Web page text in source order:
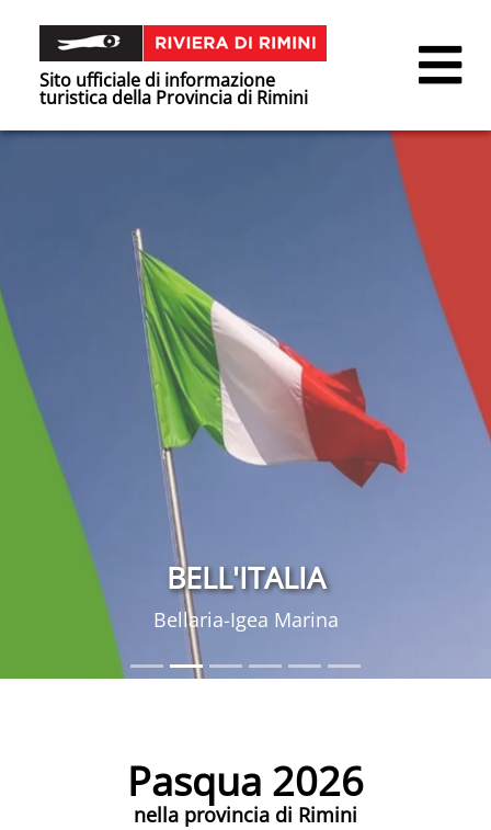
Sito ufficiale di informazione
turistica della Provincia di Rimini
BELL'ITALIA
Bellaria-Igea Marina
Pasqua 2026
nella provincia di Rimini